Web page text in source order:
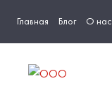
Главная Блог О нас